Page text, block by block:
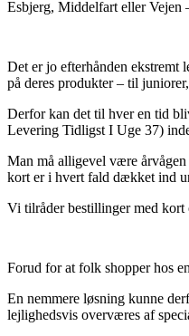
Esbjerg, Middelfart eller Vejen
Det er jo efterhånden ekstremt
på deres produkter – til
Derfor kan det til hver en tid
Levering Tidligst I Uge 37)
Man må alligevel være
kort er i hvert fald dækket ind
Vi tilråder bestillinger med kort
Forud for at folk shopper hos
En nemmere løsning kunne
lejlighedsvis overværes af